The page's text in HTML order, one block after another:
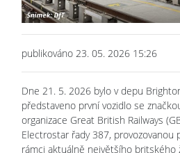
publikováno 23. 05. 2026 15:26
Dne 21. 5. 2026 bylo v depu
představeno první vozidlo se
organizace Great British Railways
Electrostar řady 387, provozovanou
rámci aktuálně největšího britského